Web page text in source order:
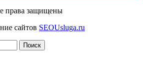
права защищены
сайтов SEOUsluga.ru
Поиск